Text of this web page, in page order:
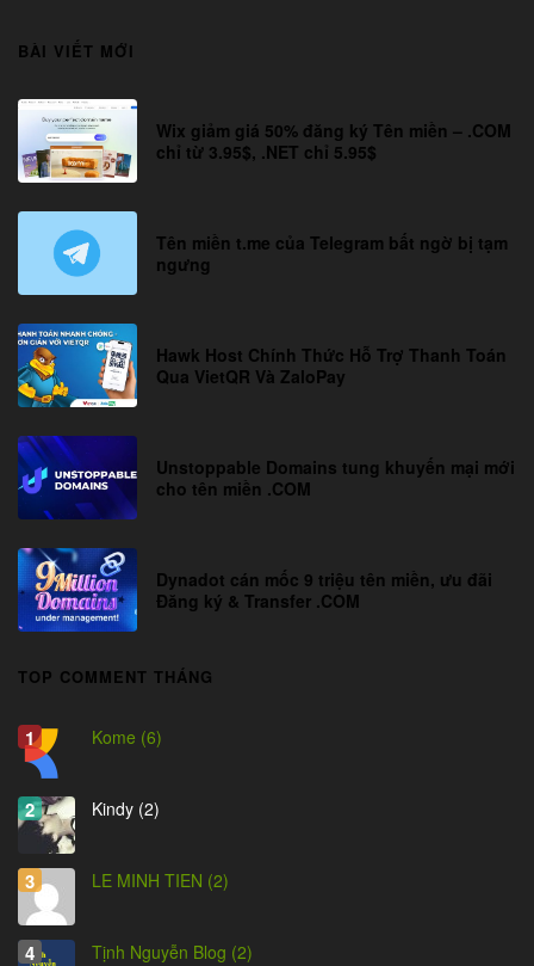
BÀI VIẾT MỚI
Wix giảm giá 50% đăng ký Tên miền – .COM
chỉ từ 3.95$, .NET chỉ 5.95$
Tên miền t.me của Telegram bất ngờ bị tạm
ngưng
Hawk Host Chính Thức Hỗ Trợ Thanh Toán
Qua VietQR Và ZaloPay
Unstoppable Domains tung khuyến mại mới
cho tên miền .COM
Dynadot cán mốc 9 triệu tên miền, ưu đãi
Đăng ký & Transfer .COM
TOP COMMENT THÁNG
Kome (6)
Kindy (2)
LE MINH TIEN (2)
Tịnh Nguyễn Blog (2)